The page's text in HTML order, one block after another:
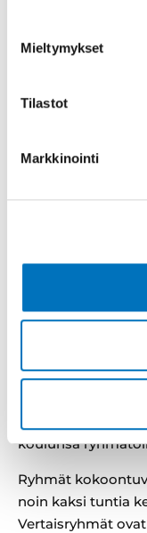
Mieltymykset
Tilastot
Markkinointi
puh. 040 538
Palvelualue
Nuorten
Kaarinan
tarkoitettu 7.-8. -
tarvitsevat tukea
voi oppia uusia
Ryhmän
johon kuuluvat
koulunsa
Ryhmät
noin kaksi tuntia
Vertaisryhmät